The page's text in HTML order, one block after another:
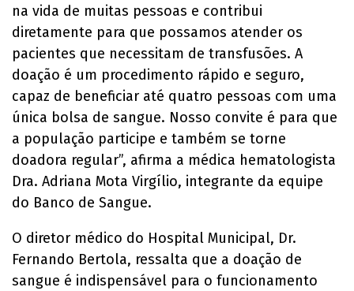
na vida de muitas pessoas e contribui
diretamente para que possamos atender os
pacientes que necessitam de transfusões. A
doação é um procedimento rápido e seguro,
capaz de beneficiar até quatro pessoas com uma
única bolsa de sangue. Nosso convite é para que
a população participe e também se torne
doadora regular”, afirma a médica hematologista
Dra. Adriana Mota Virgílio, integrante da equipe
do Banco de Sangue.
O diretor médico do Hospital Municipal, Dr.
Fernando Bertola, ressalta que a doação de
sangue é indispensável para o funcionamento